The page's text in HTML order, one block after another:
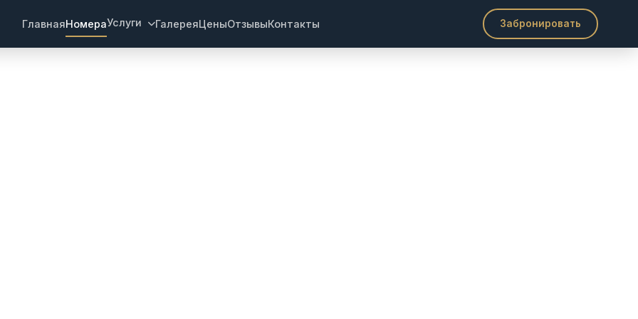
ГлавнаяНомераУслуги ГалереяЦеныОтзывыКонтакты Забронировать